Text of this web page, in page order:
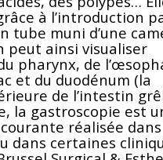
à l’introduction
tube muni d’une
peut ainsi visualiser
pharynx, de
et du duodénum (la
de l’intestin
la gastroscopie est
réalisée
dans certaines